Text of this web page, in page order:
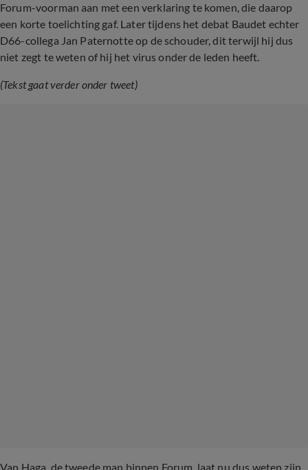
Forum-voorman aan met een verklaring te komen, die daarop
een korte toelichting gaf. Later tijdens het debat Baudet echter
D66-collega Jan Paternotte op de schouder, dit terwijl hij dus
niet zegt te weten of hij het virus onder de leden heeft.
(Tekst gaat verder onder tweet)
Van Haga, de tweede man binnen Forum, laat nu dus weten zijn